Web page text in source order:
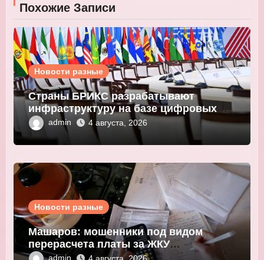
Похожие Записи
Новости разные
Страны БРИКС разрабатывают
инфраструктуру на базе цифровых
валют центробанков
admin 4 августа, 2026
Новости разные
Машаров: мошенники под видом
перерасчета платы за ЖКУ
выманивают персональные данные
admin